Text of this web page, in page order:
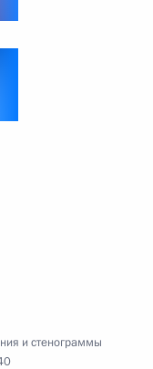
и стенограммы